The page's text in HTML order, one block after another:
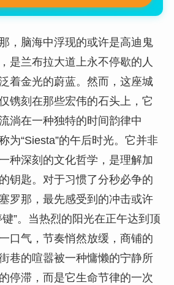
，脑海中浮现的或许是高迪鬼
是兰布拉大道上永不停歇的人
着金光的蔚蓝。然而，这座城
镌刻在那些宏伟的石头上，它
淌在一种独特的时间韵律中
“Siesta”的午后时光。它并非
种深刻的文化哲学，是理解加
钥匙。对于习惯了分秒必争的
罗那，最先感受到的冲击或许
”。当热烈的阳光在正午达到顶
口气，节奏悄然放缓，商铺的
巷的喧嚣被一种慵懒的宁静所
停滞，而是它生命节律的一次